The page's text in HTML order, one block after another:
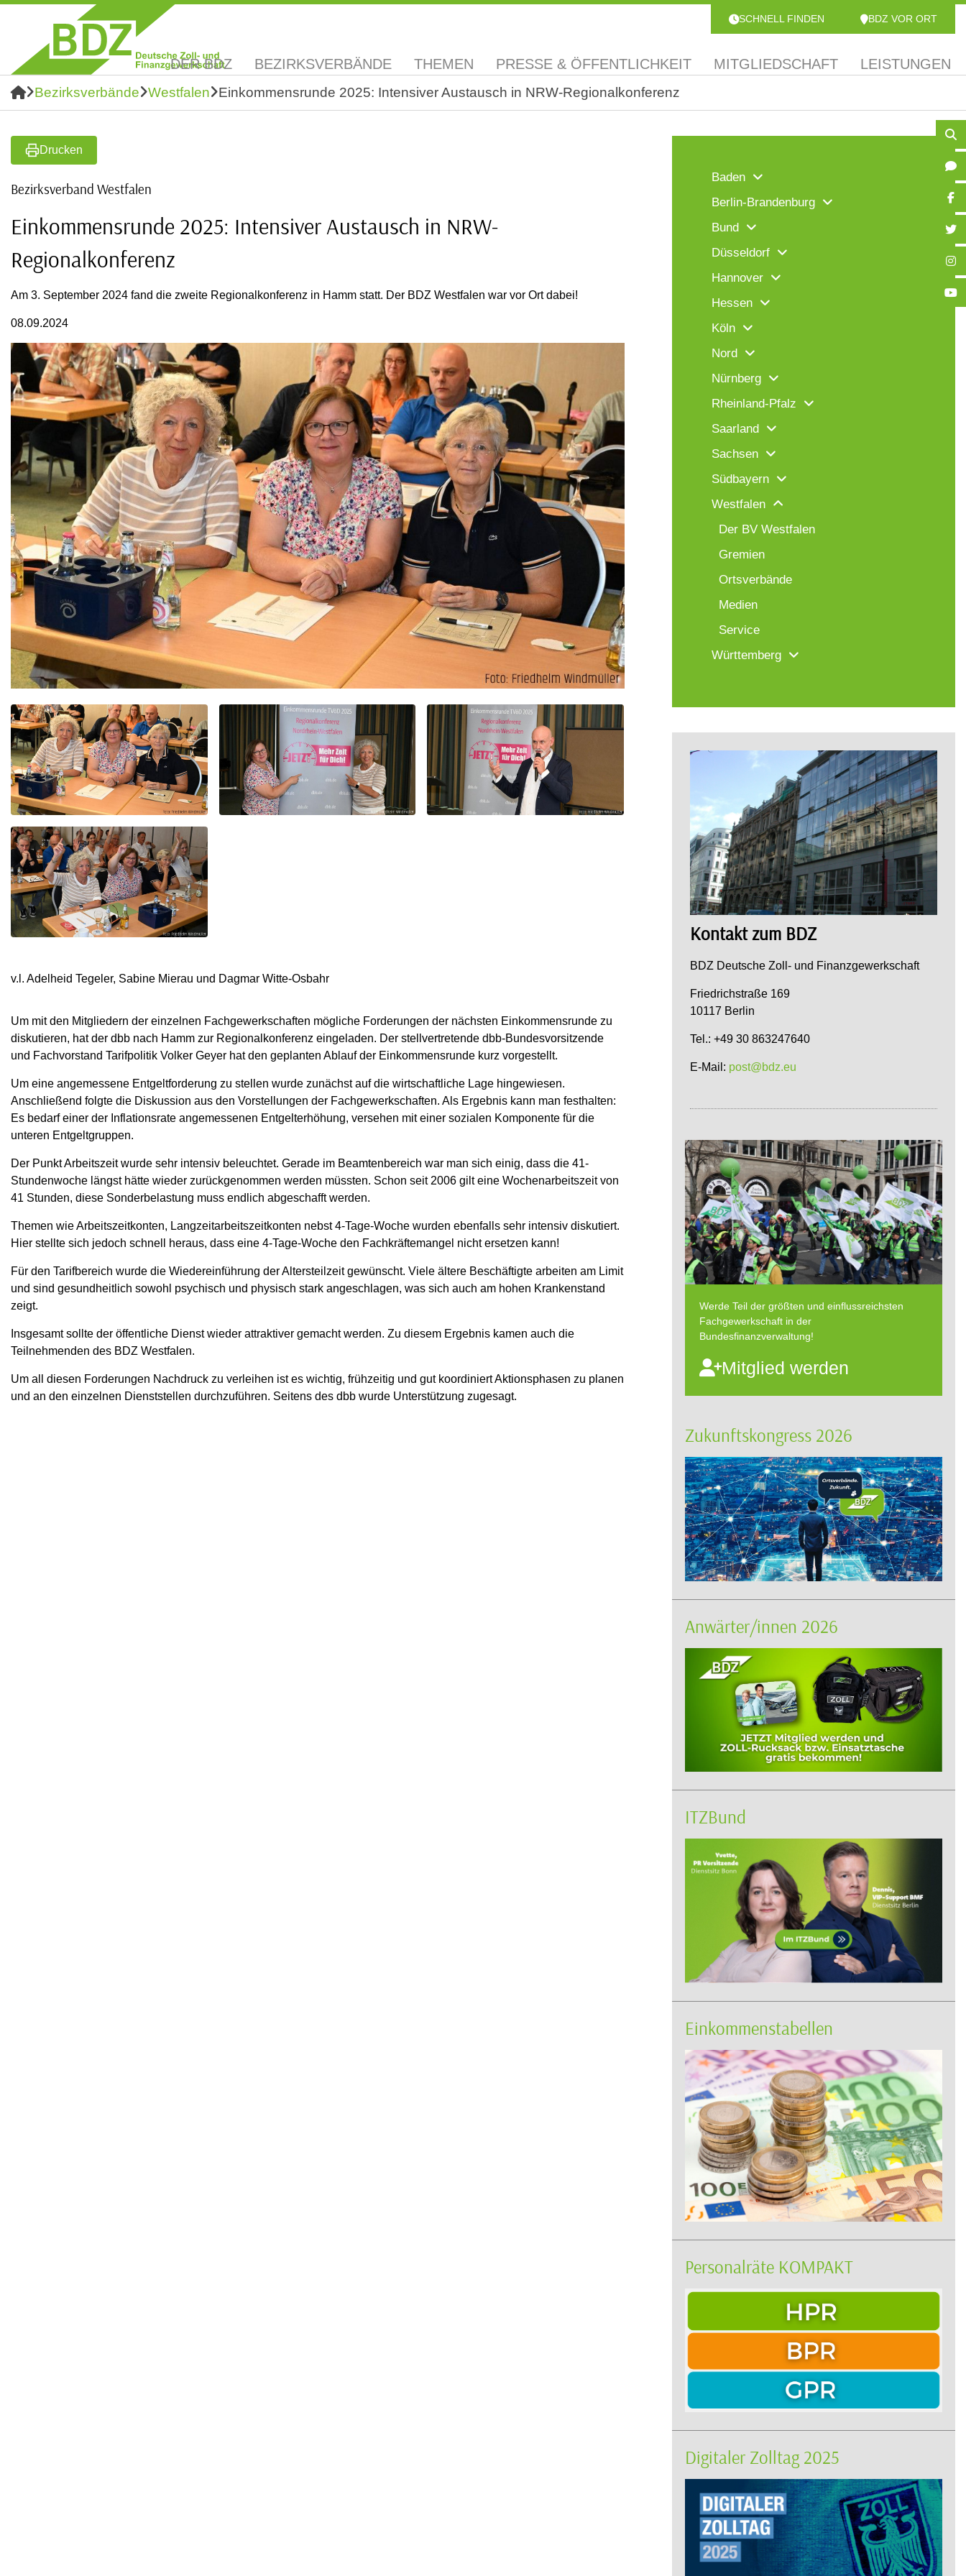
SCHNELL FINDEN BDZ VOR ORT
DER BDZ BEZIRKSVERBÄNDE THEMEN PRESSE & ÖFFENTLICHKEIT MITGLIEDSCHAFT LEISTUNGEN
Bezirksverbände Westfalen Einkommensrunde 2025: Intensiver Austausch in NRW-Regionalkonferenz
Drucken
Bezirksverband Westfalen
Einkommensrunde 2025: Intensiver Austausch in NRW-
Regionalkonferenz
Am 3. September 2024 fand die zweite Regionalkonferenz in Hamm statt. Der BDZ Westfalen war vor Ort dabei!
08.09.2024
v.l. Adelheid Tegeler, Sabine Mierau und Dagmar Witte-Osbahr
Um mit den Mitgliedern der einzelnen Fachgewerkschaften mögliche Forderungen der nächsten Einkommensrunde zu
diskutieren, hat der dbb nach Hamm zur Regionalkonferenz eingeladen. Der stellvertretende dbb-Bundesvorsitzende
und Fachvorstand Tarifpolitik Volker Geyer hat den geplanten Ablauf der Einkommensrunde kurz vorgestellt.
Um eine angemessene Entgeltforderung zu stellen wurde zunächst auf die wirtschaftliche Lage hingewiesen.
Anschließend folgte die Diskussion aus den Vorstellungen der Fachgewerkschaften. Als Ergebnis kann man festhalten:
Es bedarf einer der Inflationsrate angemessenen Entgelterhöhung, versehen mit einer sozialen Komponente für die
unteren Entgeltgruppen.
Der Punkt Arbeitszeit wurde sehr intensiv beleuchtet. Gerade im Beamtenbereich war man sich einig, dass die 41-
Stundenwoche längst hätte wieder zurückgenommen werden müssten. Schon seit 2006 gilt eine Wochenarbeitszeit von
41 Stunden, diese Sonderbelastung muss endlich abgeschafft werden.
Themen wie Arbeitszeitkonten, Langzeitarbeitszeitkonten nebst 4-Tage-Woche wurden ebenfalls sehr intensiv diskutiert.
Hier stellte sich jedoch schnell heraus, dass eine 4-Tage-Woche den Fachkräftemangel nicht ersetzen kann!
Für den Tarifbereich wurde die Wiedereinführung der Altersteilzeit gewünscht. Viele ältere Beschäftigte arbeiten am Limit
und sind gesundheitlich sowohl psychisch und physisch stark angeschlagen, was sich auch am hohen Krankenstand
zeigt.
Insgesamt sollte der öffentliche Dienst wieder attraktiver gemacht werden. Zu diesem Ergebnis kamen auch die
Teilnehmenden des BDZ Westfalen.
Um all diesen Forderungen Nachdruck zu verleihen ist es wichtig, frühzeitig und gut koordiniert Aktionsphasen zu planen
und an den einzelnen Dienststellen durchzuführen. Seitens des dbb wurde Unterstützung zugesagt.
Baden
Berlin-Brandenburg
Bund
Düsseldorf
Hannover
Hessen
Köln
Nord
Nürnberg
Rheinland-Pfalz
Saarland
Sachsen
Südbayern
Westfalen
Der BV Westfalen
Gremien
Ortsverbände
Medien
Service
Württemberg
Kontakt zum BDZ
BDZ Deutsche Zoll- und Finanzgewerkschaft
Friedrichstraße 169
10117 Berlin
Tel.: +49 30 863247640
E-Mail: post@bdz.eu
Werde Teil der größten und einflussreichsten
Fachgewerkschaft in der
Bundesfinanzverwaltung!
Mitglied werden
Zukunftskongress 2026
Anwärter/innen 2026
ITZBund
Einkommenstabellen
Personalräte KOMPAKT
Digitaler Zolltag 2025